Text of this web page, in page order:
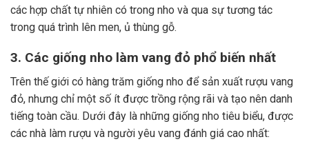
các hợp chất tự nhiên có trong nho và qua sự tương tác
trong quá trình lên men, ủ thùng gỗ.
3. Các giống nho làm vang đỏ phổ biến nhất
Trên thế giới có hàng trăm giống nho để sản xuất rượu vang
đỏ, nhưng chỉ một số ít được trồng rộng rãi và tạo nên danh
tiếng toàn cầu. Dưới đây là những giống nho tiêu biểu, được
các nhà làm rượu và người yêu vang đánh giá cao nhất: